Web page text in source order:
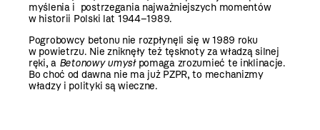
myślenia i postrzegania najważniejszych momentów
w historii Polski lat 1944–1989.
Pogrobowcy betonu nie rozpłynęli się w 1989 roku
w powietrzu. Nie zniknęły też tęsknoty za władzą silnej
ręki, a Betonowy umysłpomaga zrozumieć te inklinacje.
Bo choć od dawna nie ma już PZPR, to mechanizmy
władzy i polityki są wieczne.